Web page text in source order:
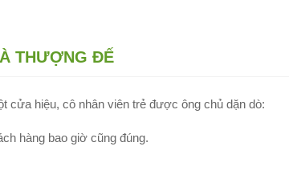
THƯỢNG ĐẾ
cửa hiệu, cô nhân viên trẻ được ông chủ dặn dò:
hàng bao giờ cũng đúng.